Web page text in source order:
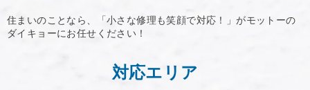
住まいのことなら、「小さな修理も笑顔で対応！」がモットーの
ダイキョーにお任せください！
対応エリア